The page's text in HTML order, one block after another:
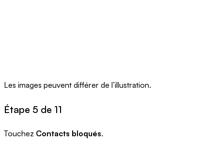
Les images peuvent différer de l’illustration.
Étape 5 de 11
Touchez Contacts bloqués.